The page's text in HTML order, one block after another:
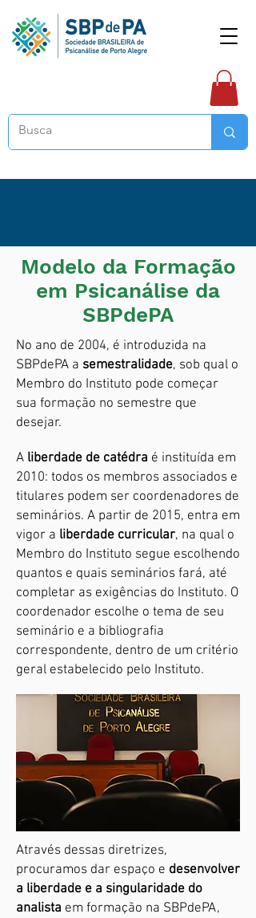
Modelo da Formação
em Psicanálise da
SBPdePA
No ano de 2004, é introduzida na
SBPdePA a semestralidade, sob qual o
Membro do Instituto pode começar
sua formação no semestre que
desejar.
A liberdade de catédra é instituída em
2010: todos os membros associados e
titulares podem ser coordenadores de
seminários. A partir de 2015, entra em
vigor a liberdade curricular, na qual o
Membro do Instituto segue escolhendo
quantos e quais seminários fará, até
completar as exigências do Instituto. O
coordenador escolhe o tema de seu
seminário e a bibliografia
correspondente, dentro de um critério
geral estabelecido pelo Instituto.
Através dessas diretrizes,
procuramos dar espaço e desenvolver
a liberdade e a singularidade do
analista em formação na SBPdePA,